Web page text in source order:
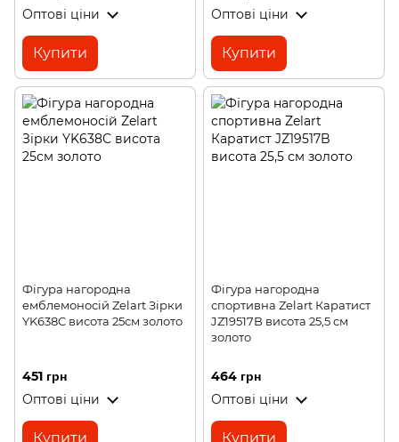
Оптові ціни
Купити
Оптові ціни
Купити
Фігура нагородна
емблемоносій Zelart Зірки
YK638C висота 25см золото
451 грн
Оптові ціни
Купити
Фігура нагородна
спортивна Zelart Каратист
JZ19517B висота 25,5 см
золото
464 грн
Оптові ціни
Купити